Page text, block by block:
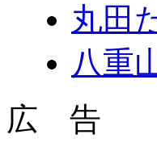
丸田
八重
広 告